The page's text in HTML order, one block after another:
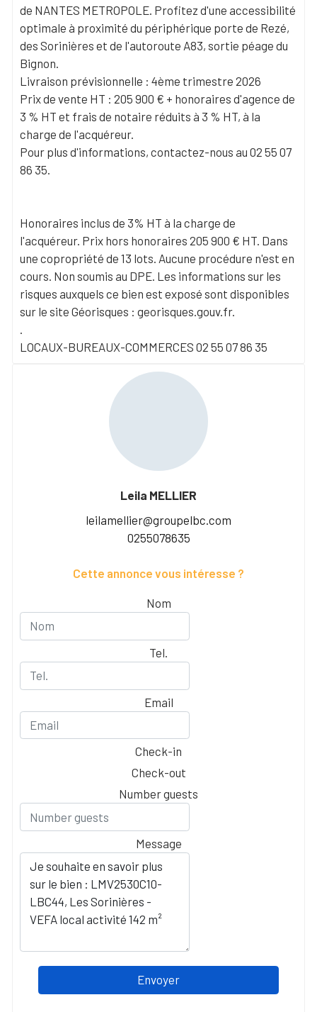
de NANTES METROPOLE. Profitez d'une accessibilité
optimale à proximité du périphérique porte de Rezé,
des Sorinières et de l'autoroute A83, sortie péage du
Bignon.
Livraison prévisionnelle : 4ème trimestre 2026
Prix de vente HT : 205 900 € + honoraires d'agence de
3 % HT et frais de notaire réduits à 3 % HT, à la
charge de l'acquéreur.
Pour plus d'informations, contactez-nous au 02 55 07
86 35.
Honoraires inclus de 3% HT à la charge de
l'acquéreur. Prix hors honoraires 205 900 € HT. Dans
une copropriété de 13 lots. Aucune procédure n'est en
cours. Non soumis au DPE. Les informations sur les
risques auxquels ce bien est exposé sont disponibles
sur le site Géorisques : georisques.gouv.fr.
.
LOCAUX-BUREAUX-COMMERCES 02 55 07 86 35
Leila MELLIER
leilamellier@groupelbc.com
0255078635
Cette annonce vous intéresse ?
Nom
Tel.
Email
Check-in
Check-out
Number guests
Message
Envoyer